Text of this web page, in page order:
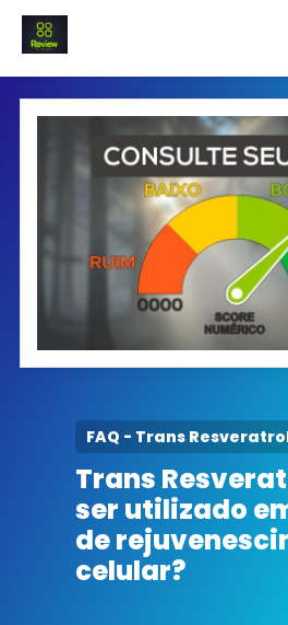
INICIO
Termo e Condições
Política Privacidade
SOBRE NÓS
FAQ - Trans
Trans
ser utilizado
de
celular?